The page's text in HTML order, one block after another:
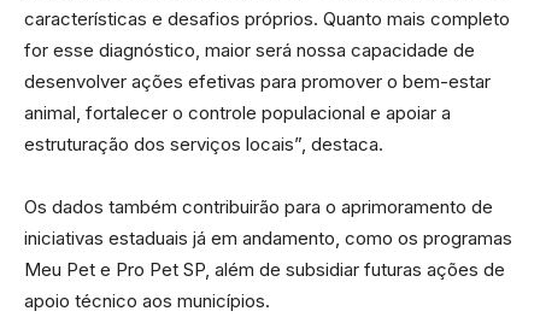
características e desafios próprios. Quanto mais completo
for esse diagnóstico, maior será nossa capacidade de
desenvolver ações efetivas para promover o bem-estar
animal, fortalecer o controle populacional e apoiar a
estruturação dos serviços locais”, destaca.
Os dados também contribuirão para o aprimoramento de
iniciativas estaduais já em andamento, como os programas
Meu Pet e Pro Pet SP, além de subsidiar futuras ações de
apoio técnico aos municípios.